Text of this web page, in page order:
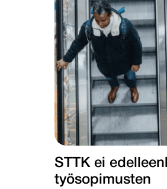
STTK ei
työsopimusten